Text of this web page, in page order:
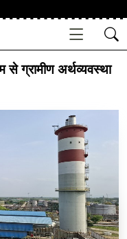
से ग्रामीण अर्थव्यवस्था